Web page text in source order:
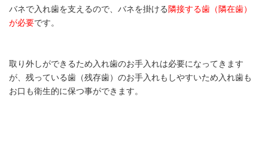
バネで入れ歯を支えるので、バネを掛ける隣接する歯（隣在歯）
が必要です。
取り外しができるため入れ歯のお手入れは必要になってきます
が、残っている歯（残存歯）のお手入れもしやすいため入れ歯も
お口も衛生的に保つ事ができます。